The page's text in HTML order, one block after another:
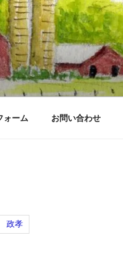
ォーム お問い合わせ
政孝